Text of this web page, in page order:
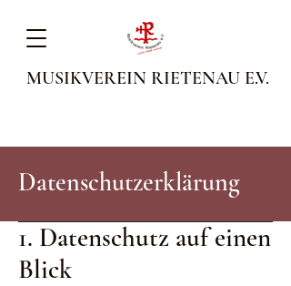
MUSIKVEREIN RIETENAU E.V.
Datenschutzerklärung
1. Datenschutz auf einen
Blick